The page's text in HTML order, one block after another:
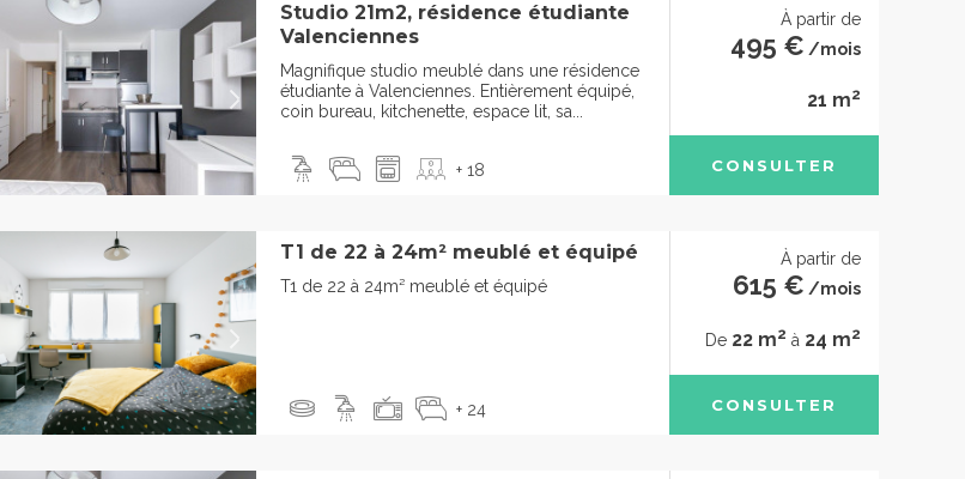
Studio 21m2, résidence étudiante
Valenciennes
Magnifique studio meublé dans une résidence
étudiante à Valenciennes. Entièrement équipé,
coin bureau, kitchenette, espace lit, sa...
+ 18
À partir de
495 € /mois
21 m2
CONSULTER
T1 de 22 à 24m² meublé et équipé
T1 de 22 à 24m² meublé et équipé
+ 24
À partir de
615 € /mois
De 22 m2 à 24 m2
CONSULTER